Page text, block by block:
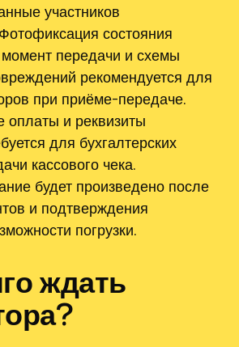
участников
состояния
передачи и схемы
рекомендуется для
при приёме-передаче.
оплаты и реквизиты
для бухгалтерских
кассового чека.
будет произведено после
и подтверждения
погрузки.
ждать